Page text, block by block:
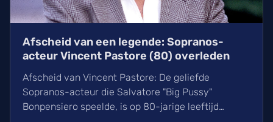
Afscheid van een legende: Sopranos-
acteur Vincent Pastore (80) overleden
Afscheid van Vincent Pastore: De geliefde
Sopranos-acteur die Salvatore "Big Pussy"
Bonpensiero speelde, is op 80-jarige leeftijd